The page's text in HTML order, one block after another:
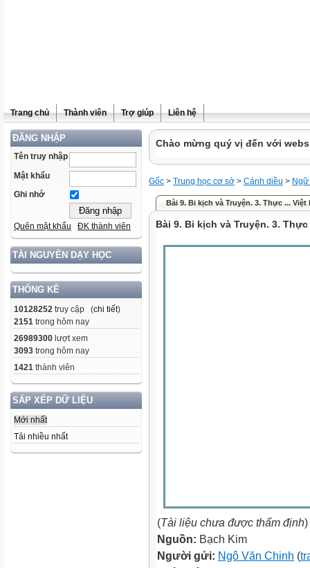
Trang chủ Thành viên Trợ giúp Liên hệ
ĐĂNG NHẬP
Tên truy nhập
Mật khẩu
Ghi nhớ
Quên mật khẩu ĐK thành viên
TÀI NGUYÊN DẠY HỌC
THỐNG KÊ
10128252 truy cập (chi tiết)
2151 trong hôm nay
26989300 lượt xem
3093 trong hôm nay
1421 thành viên
SẮP XẾP DỮ LIỆU
Mới nhất
Tải nhiều nhất
Chào mừng quý vị đến với
Gốc > Trung học cơ sở > Cánh diều >
Bài 9. Bi kịch và Truyện. 3. Thực ... Việt
Bài 9. Bi kịch và Truyện. 3.
(Tài liệu chưa được thẩm định)
Nguồn: Bạch Kim
Người gửi: Ngô Văn Chinh (